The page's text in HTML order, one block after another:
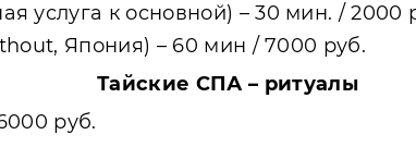
услуга к основной) – 30 мин. / 2000
Япония) – 60 мин / 7000 руб.
Тайские СПА – ритуалы
руб.